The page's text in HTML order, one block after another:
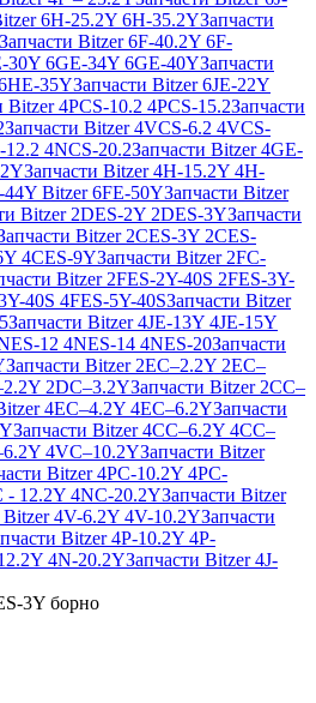
6H-25.2Y 6H-35.2YЗапчасти
Запчасти Bitzer 6F-40.2Y 6F-
30Y 6GE-34Y 6GE-40YЗапчасти
35YЗапчасти Bitzer 6JE-22Y
Bitzer 4PCS-10.2 4PCS-15.2Запчасти
Запчасти Bitzer 4VCS-6.2 4VCS-
12.2 4NCS-20.2Запчасти Bitzer 4GE-
Запчасти Bitzer 4H-15.2Y 4H-
44Y Bitzer 6FE-50YЗапчасти Bitzer
Bitzer 2DES-2Y 2DES-3YЗапчасти
Bitzer 2CES-3Y 2CES-
4CES-9YЗапчасти Bitzer 2FC-
Bitzer 2FES-2Y-40S 2FES-3Y-
40S 4FES-5Y-40SЗапчасти Bitzer
Запчасти Bitzer 4JE-13Y 4JE-15Y
12 4NES-14 4NES-20Запчасти
Запчасти Bitzer 2EC–2.2Y 2EC–
2DC–3.2YЗапчасти Bitzer 2CC–
4EC–4.2Y 4EC–6.2YЗапчасти
Запчасти Bitzer 4CC–6.2Y 4CC–
4VC–10.2YЗапчасти Bitzer
Bitzer 4PC-10.2Y 4PC-
- 12.2Y 4NC-20.2YЗапчасти Bitzer
Bitzer 4V-6.2Y 4V-10.2YЗапчасти
Bitzer 4P-10.2Y 4P-
4N-20.2YЗапчасти Bitzer 4J‐
3Y борно